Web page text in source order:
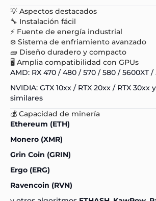
💡 Aspectos destacados
🔧 Instalación fácil
⚡ Fuente de energía industrial
❄️ Sistema de enfriamiento avanzado
🧱 Diseño duradero y compacto
🖥️ Amplia compatibilidad con GPUs
AMD: RX 470 / 480 / 570 / 580 / 5600XT /
NVIDIA: GTX 10xx / RTX 20xx / RTX 30xx
similares
💰 Capacidad de minería
Ethereum (ETH)
Monero (XMR)
Grin Coin (GRIN)
Ergo (ERG)
Ravencoin (RVN)